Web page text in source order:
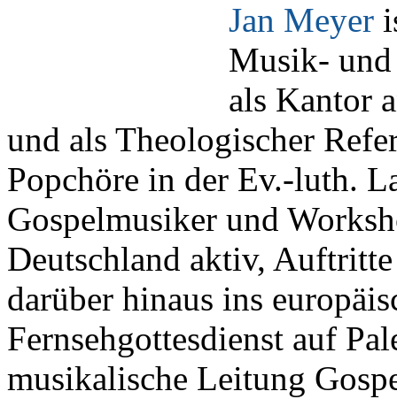
Jan Meyer
Musik- und
als Kantor
und als Theologischer
Popchöre in der Ev.-luth.
Gospelmusiker und
Deutschland aktiv,
darüber hinaus ins
Fernsehgottesdienst auf
musikalische Leitung